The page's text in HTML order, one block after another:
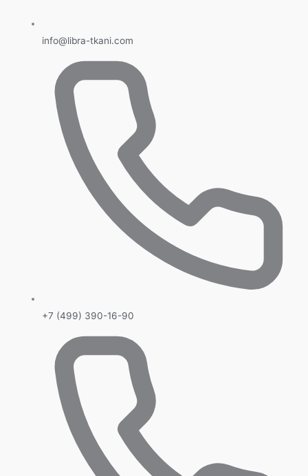
info@libra-tkani.com
+7 (499) 390-16-90